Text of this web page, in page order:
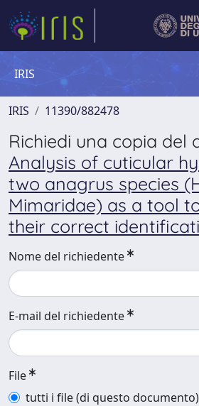
IRIS
IRIS 11390/882478
Richiedi una copia del
Analysis of cuticular
two anagrus species
Mimaridae) as a tool
their correct
Nome del richiedente
E-mail del richiedente
File
tutti i file (di questo